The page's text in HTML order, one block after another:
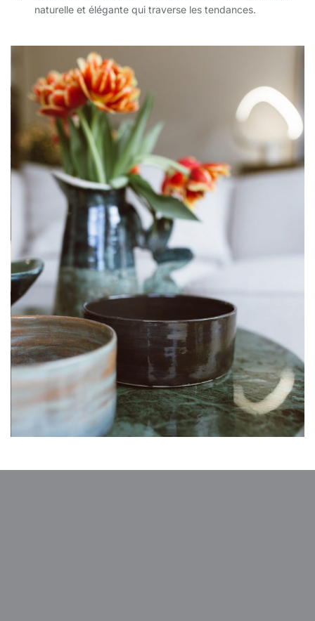
naturelle et élégante qui traverse les tendances.